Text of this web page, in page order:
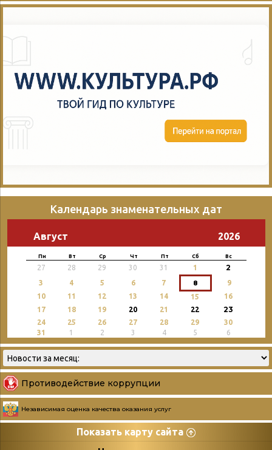
Календарь знаменательных дат
Август 2026
Пн Вт Ср Чт Пт Сб Вс
27 28 29 30 31 1 2
3 4 5 6 7 8
9
10
11 12 13 14 15
16
17
18 19 20 21 22 23
24 25 26 27 28 29
30
31
1 2 3 4 5 6
Противодействие коррупции
Независимая оценка качества оказания услуг
Показать карту сайта